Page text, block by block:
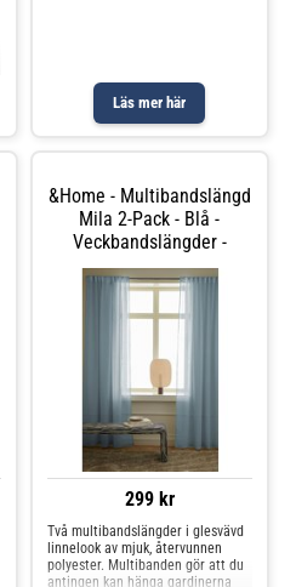
Läs mer här
&Home - Multibandslängd
Mila 2-Pack - Blå -
Veckbandslängder -
299 kr
Två multibandslängder i glesvävd
linnelook av mjuk, återvunnen
polyester. Multibanden gör att du
antingen kan hänga gardinerna